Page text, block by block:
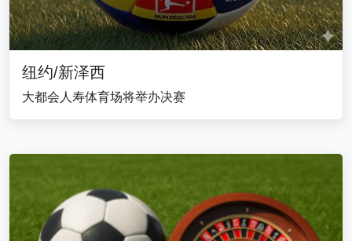
纽约/新泽西
大都会人寿体育场将举办决赛